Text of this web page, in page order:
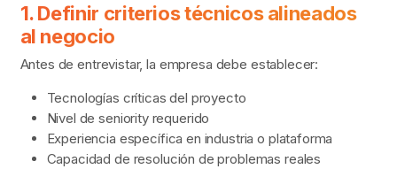
1. Definir criterios técnicos alineados
al negocio
Antes de entrevistar, la empresa debe establecer:
Tecnologías críticas del proyecto
Nivel de seniority requerido
Experiencia específica en industria o plataforma
Capacidad de resolución de problemas reales